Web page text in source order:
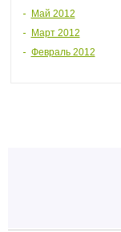
Май 2012
Март 2012
Февраль 2012